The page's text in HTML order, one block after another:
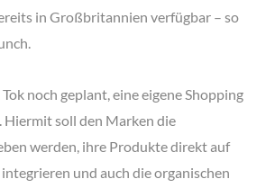
in Großbritannien verfügbar – so
noch geplant, eine eigene Shopping
Hiermit soll den Marken die
werden, ihre Produkte direkt auf
und auch die organischen